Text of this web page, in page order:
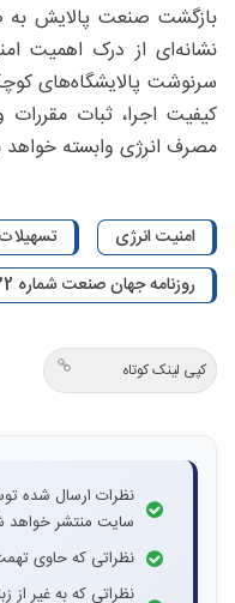
بازگشت صنعت پالایش به
نشانه‌ای از درک اهمیت
سرنوشت پالایشگاه‌های
کیفیت اجرا، ثبات
مصرف انرژی وابسته خواهد
امنیت انرژی
روزنامه جهان صنعت شماره 6032
کپی لینک کوتاه
نظرات ارسال شده
سایت منتشر خواهد
نظراتی که حاوی
نظراتی که به غیر از